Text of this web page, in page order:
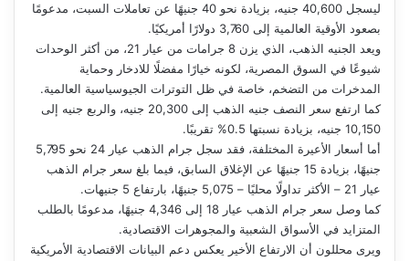
ليسجل 40,600 جنيه، بزيادة نحو 40 جنيهًا عن تعاملات السبت، مدعومًا
بصعود الأوقية العالمية إلى 3,760 دولارًا أمريكيًا.
ويعد الجنيه الذهب، الذي يزن 8 جرامات من عيار 21، من أكثر الوحدات
شيوعًا في السوق المصرية، لكونه خيارًا مفضلًا للادخار وحماية
المدخرات من التضخم، خاصة في ظل التوترات الجيوسياسية العالمية.
كما ارتفع سعر النصف جنيه الذهب إلى 20,300 جنيه، والربع جنيه إلى
10,150 جنيه، بزيادة نسبتها 0.5% تقريبًا.
أما أسعار الأعيرة المختلفة، فقد سجل جرام الذهب عيار 24 نحو 5,795
جنيهًا، بزيادة 15 جنيهًا عن الإغلاق السابق، فيما بلغ سعر جرام الذهب
عيار 21 – الأكثر تداولًا محليًا – 5,075 جنيهًا، بارتفاع 5 جنيهات.
كما وصل سعر جرام الذهب عيار 18 إلى 4,346 جنيهًا، مدعومًا بالطلب
المتزايد في الأسواق الشعبية والمجوهرات الاقتصادية.
ويرى محللون أن الارتفاع الأخير يعكس دعم البيانات الاقتصادية الأمريكية